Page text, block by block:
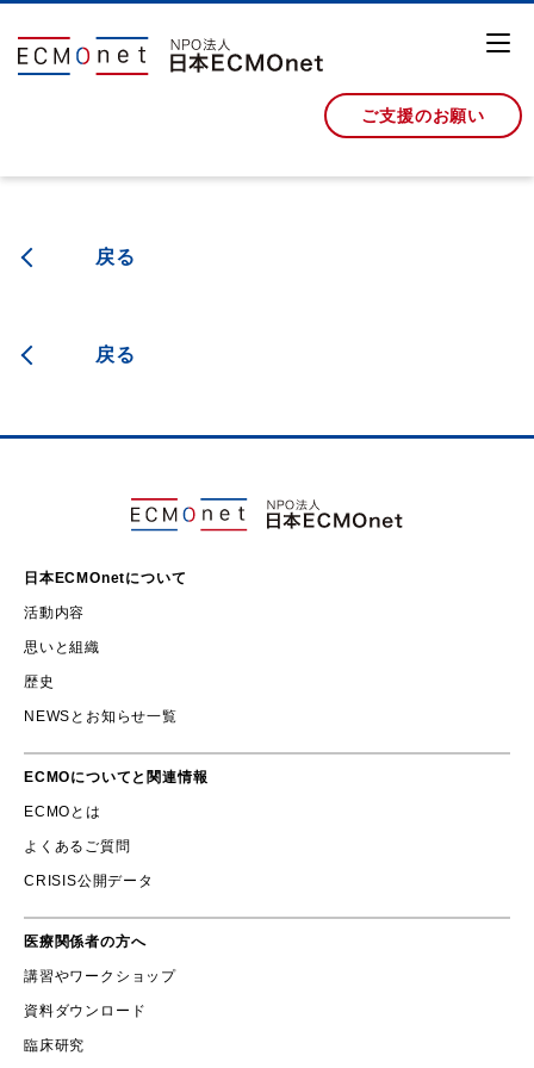
ご支援のお願い
戻る
戻る
日本ECMOnetについて
活動内容
思いと組織
歴史
NEWSとお知らせ一覧
ECMOについてと関連情報
ECMOとは
よくあるご質問
CRISIS公開データ
医療関係者の方へ
講習やワークショップ
資料ダウンロード
臨床研究